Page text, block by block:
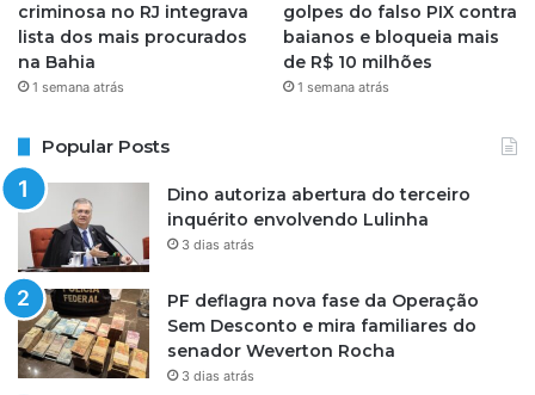
criminosa no RJ integrava
lista dos mais procurados
na Bahia
1 semana atrás
golpes do falso PIX contra
baianos e bloqueia mais
de R$ 10 milhões
1 semana atrás
Popular Posts
Dino autoriza abertura do terceiro
inquérito envolvendo Lulinha
3 dias atrás
PF deflagra nova fase da Operação
Sem Desconto e mira familiares do
senador Weverton Rocha
3 dias atrás